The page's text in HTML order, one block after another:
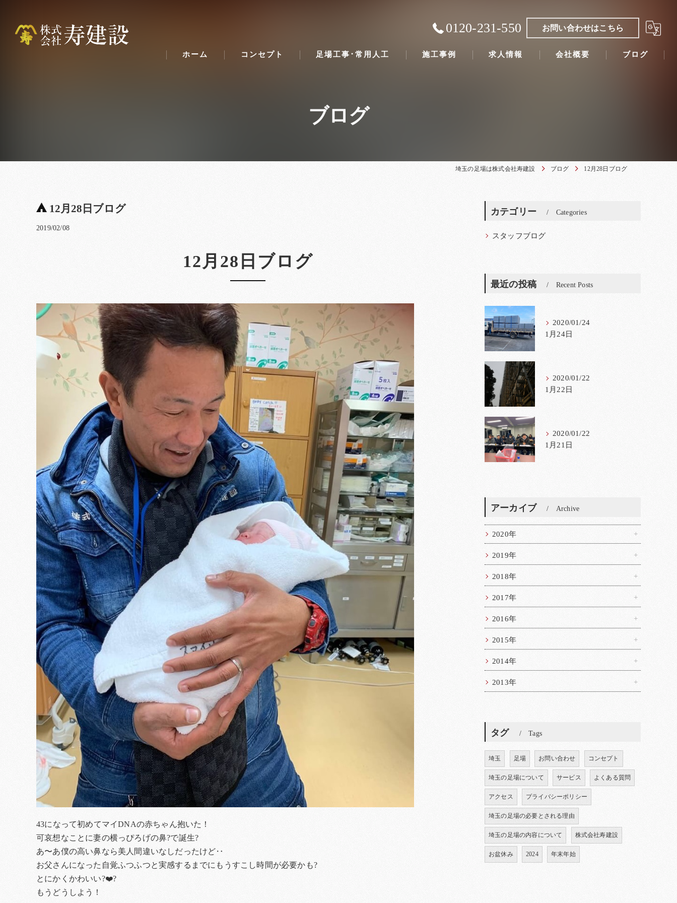
0120-231-550 お問い合わせはこちら
ホーム コンセプト 足場工事･常用人工 施工事例 求人情報 会社概要 ブログ
ブログ
埼玉の足場は株式会社寿建設 ブログ 12月28日ブログ
12月28日ブログ
2019/02/08
12月28日ブログ
43になって初めてマイDNAの赤ちゃん抱いた！
可哀想なことに妻の横っぴろげの鼻?で誕生?
あ〜あ僕の高い鼻なら美人間違いなしだったけど‥
お父さんになった自覚ふつふつと実感するまでにもうすこし時間が必要かも?
とにかくかわいい?❤️?
もうどうしよう！
カテゴリー Categories
スタッフブログ
最近の投稿 Recent Posts
2020/01/24
1月24日
2020/01/22
1月22日
2020/01/22
1月21日
アーカイブ Archive
2020年
2019年
2018年
2017年
2016年
2015年
2014年
2013年
タグ Tags
埼玉 足場 お問い合わせ コンセプト
埼玉の足場について サービス よくある質問
アクセス プライバシーポリシー
埼玉の足場の必要とされる理由
埼玉の足場の内容について 株式会社寿建設
お盆休み 2024 年末年始